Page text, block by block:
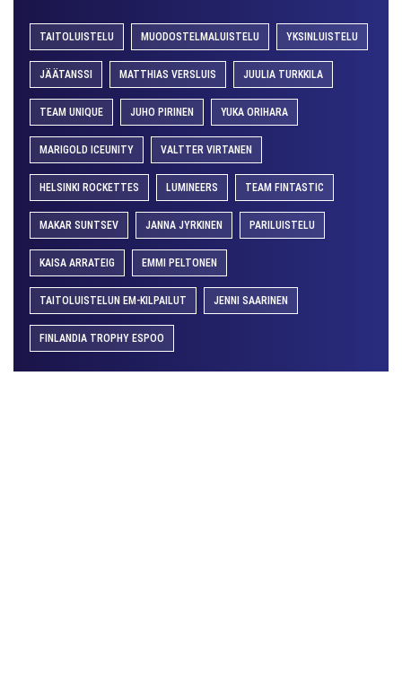
TAITOLUISTELU MUODOSTELMALUISTELU YKSINLUISTELU
JÄÄTANSSI MATTHIAS VERSLUIS JUULIA TURKKILA
TEAM UNIQUE JUHO PIRINEN YUKA ORIHARA
MARIGOLD ICEUNITY VALTTER VIRTANEN
HELSINKI ROCKETTES LUMINEERS TEAM FINTASTIC
MAKAR SUNTSEV JANNA JYRKINEN PARILUISTELU
KAISA ARRATEIG EMMI PELTONEN
TAITOLUISTELUN EM-KILPAILUT JENNI SAARINEN
FINLANDIA TROPHY ESPOO